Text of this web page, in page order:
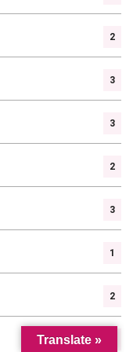
2
3
3
2
3
1
2
Translate »